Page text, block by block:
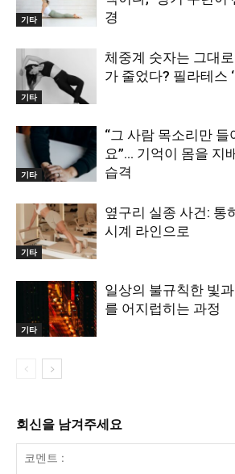
기타
경
기타
체중계 숫자는 그대
가 줄었다? 필라테스
기타
“그 사람 목소리만 들
요”… 기억이 몸을 지
습격
기타
옆구리 실종 사건: 통
시계 라인으로
기타
일상의 불규칙한 빛
를 어지럽히는 과정
회신을 남겨주세요